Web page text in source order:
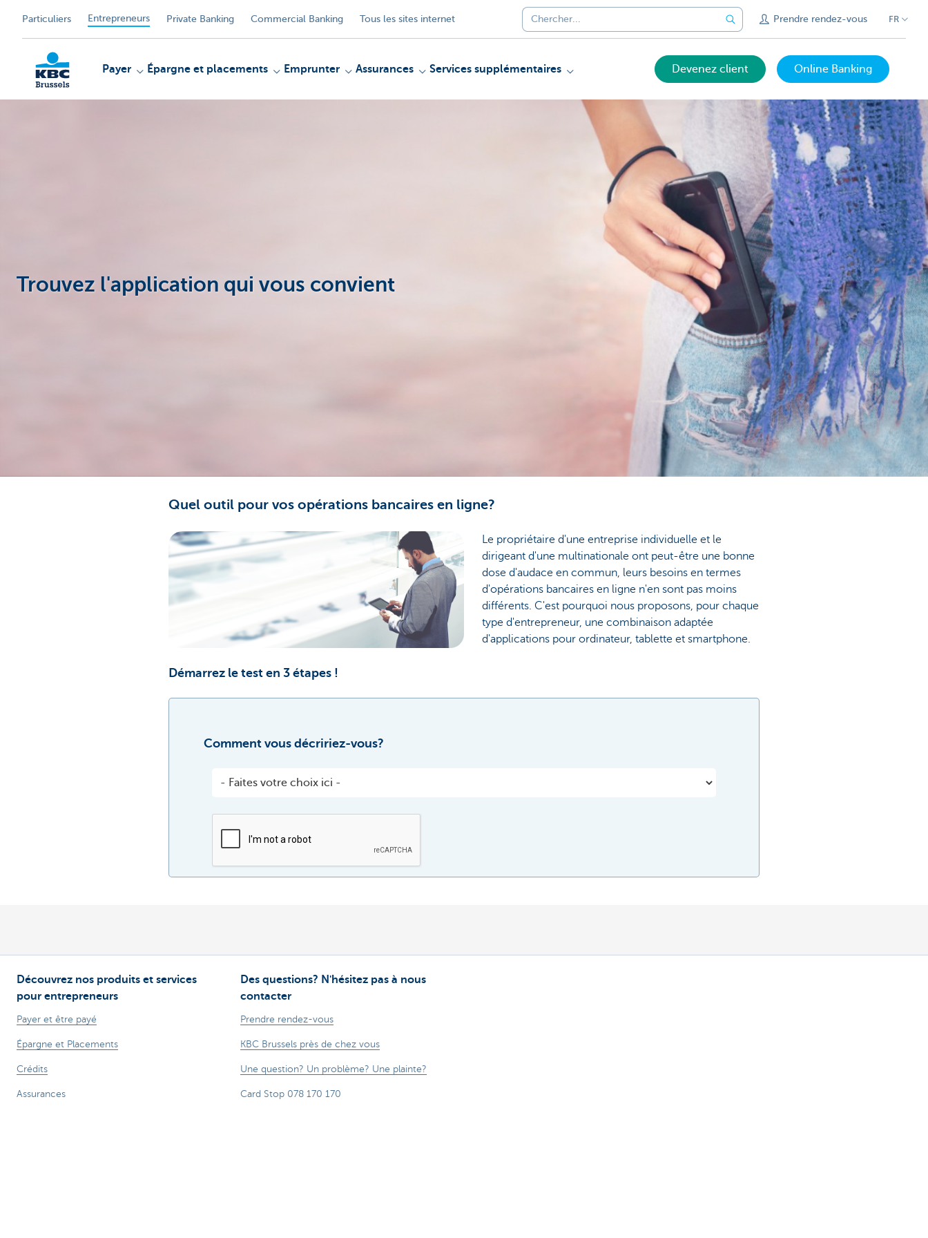
Particuliers Entrepreneurs Private Banking Commercial Banking Tous les sites internet Prendre rendez-vous FR
Payer Épargne et placements Emprunter Assurances Services supplémentaires Devenez client Online Banking
Trouvez l'application qui vous convient
Quel outil pour vos opérations bancaires en ligne?
Le propriétaire d'une entreprise individuelle et le
dirigeant d'une multinationale ont peut-être une bonne
dose d'audace en commun, leurs besoins en termes
d'opérations bancaires en ligne n'en sont pas moins
différents. C'est pourquoi nous proposons, pour chaque
type d'entrepreneur, une combinaison adaptée
d'applications pour ordinateur, tablette et smartphone.
Démarrez le test en 3 étapes !
Comment vous décririez-vous?
Découvrez nos produits et services
pour entrepreneurs
Payer et être payé
Épargne et Placements
Crédits
Assurances
Des questions? N'hésitez pas à nous
contacter
Prendre rendez-vous
KBC Brussels près de chez vous
Une question? Un problème? Une plainte?
Card Stop 078 170 170